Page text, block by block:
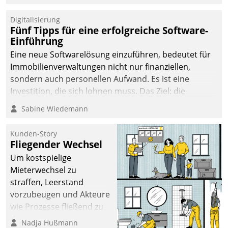
Digitalisierung
Fünf Tipps für eine erfolgreiche Software-
Einführung
Eine neue Softwarelösung einzuführen, bedeutet für
Immobilienverwaltungen nicht nur finanziellen,
sondern auch personellen Aufwand. Es ist eine
Investition, die sich lohnen muss. Das Ziel: die
nachhaltige Optimierung der Geschäftsabläufe. Damit
dieses Ziel erreicht wird, sollten einige Grundregeln
Sabine Wiedemann
Kunden-Story
Fliegender Wechsel
Um kostspielige
Mieterwechsel zu
straffen, Leerstand
vorzubeugen und Akteure
wie Prozesse fließend zu
vernetzen, nutzt die
Nadja Hußmann